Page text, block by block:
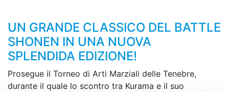
UN GRANDE CLASSICO DEL BATTLE
SHONEN IN UNA NUOVA
SPLENDIDA EDIZIONE!
Prosegue il Torneo di Arti Marziali delle Tenebre,
durante il quale lo scontro tra Kurama e il suo